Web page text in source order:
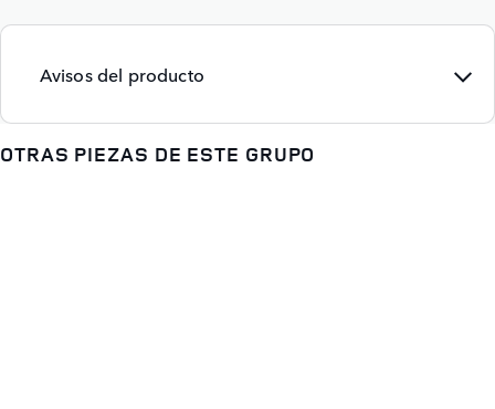
Avisos del producto
OTRAS PIEZAS DE ESTE GRUPO